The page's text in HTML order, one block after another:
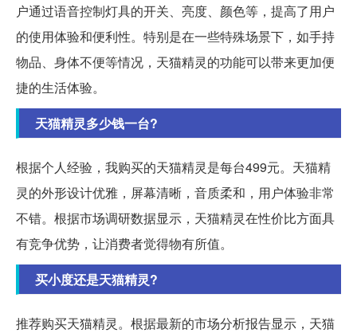
户通过语音控制灯具的开关、亮度、颜色等，提高了用户
的使用体验和便利性。特别是在一些特殊场景下，如手持
物品、身体不便等情况，天猫精灵的功能可以带来更加便
捷的生活体验。
天猫精灵多少钱一台?
根据个人经验，我购买的天猫精灵是每台499元。天猫精
灵的外形设计优雅，屏幕清晰，音质柔和，用户体验非常
不错。根据市场调研数据显示，天猫精灵在性价比方面具
有竞争优势，让消费者觉得物有所值。
买小度还是天猫精灵?
推荐购买天猫精灵。根据最新的市场分析报告显示，天猫